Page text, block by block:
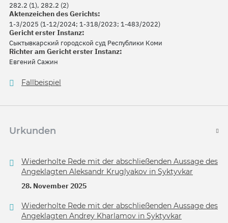
282.2 (1), 282.2 (2)
Aktenzeichen des Gerichts:
1-3/2025 (1-12/2024; 1-318/2023; 1-483/2022)
Gericht erster Instanz:
Сыктывкарский городской суд Республики Коми
Richter am Gericht erster Instanz:
Евгений Сажин
Fallbeispiel
Urkunden
Wiederholte Rede mit der abschließenden Aussage des
Angeklagten Aleksandr Kruglyakov in Syktyvkar
28. November 2025
Wiederholte Rede mit der abschließenden Aussage des
Angeklagten Andrey Kharlamov in Syktyvkar